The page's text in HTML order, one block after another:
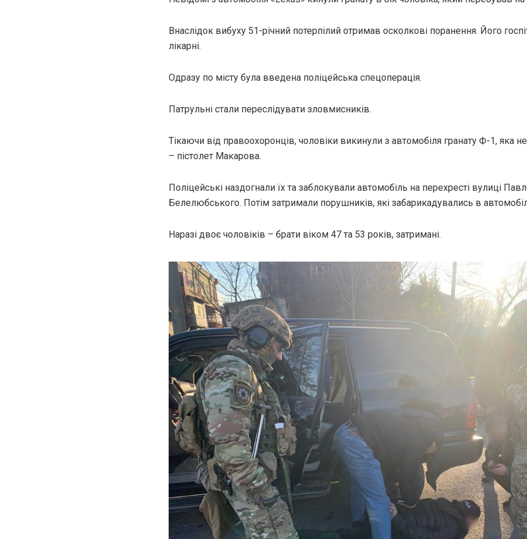
Внаслідок вибуху 51-річний потерпілий отримав осколкові поранення. Його
лікарні.
Одразу по місту була введена поліцейська спецоперація.
Патрульні стали переслідувати зловмисників.
Тікаючи від правоохоронців, чоловіки викинули з автомобіля гранату Ф-1, яка
– пістолет Макарова.
Поліцейські наздогнали їх та заблокували автомобіль на перехресті вулиці
Белелюбського. Потім затримали порушників, які забарикадувались в
Наразі двоє чоловіків – брати віком 47 та 53 років, затримані.